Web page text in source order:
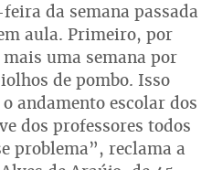
da semana passada
aula. Primeiro, por
uma semana por
de pombo. Isso
andamento escolar dos
dos professores todos
problema”, reclama a